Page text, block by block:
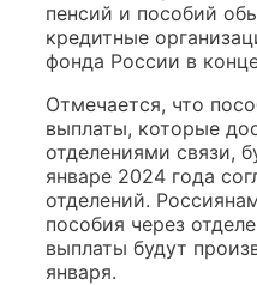
пенсий и пособий
кредитные
фонда России в
Отмечается, что
выплаты, которые
отделениями связи,
январе 2024 года
отделений.
пособия через
выплаты будут
января.